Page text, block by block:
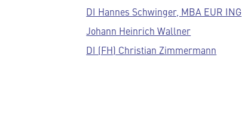
DI Hannes Schwinger, MBA EUR ING
Johann Heinrich Wallner
DI (FH) Christian Zimmermann